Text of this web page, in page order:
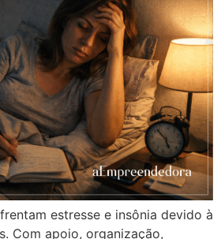
estresse e insônia devido à
Com apoio, organização,